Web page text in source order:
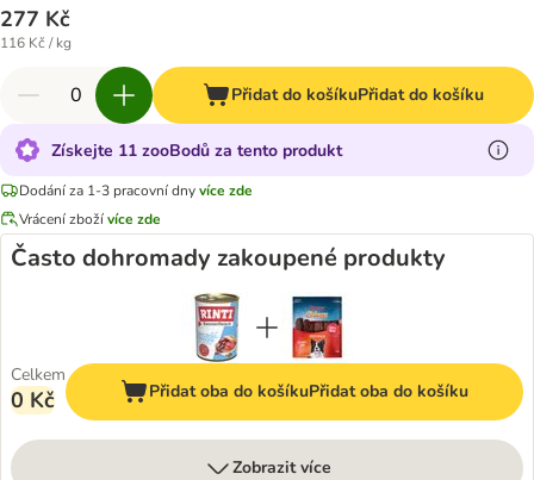
277 Kč
116 Kč / kg
Přidat do košíkuPřidat do košíku
Získejte 11 zooBodů za tento produkt
Dodání za 1-3 pracovní dnyvíce zde
Vrácení zbožívíce zde
Často dohromady zakoupené produkty
Celkem
0 Kč Přidat oba do košíkuPřidat oba do košíku
Zobrazit více